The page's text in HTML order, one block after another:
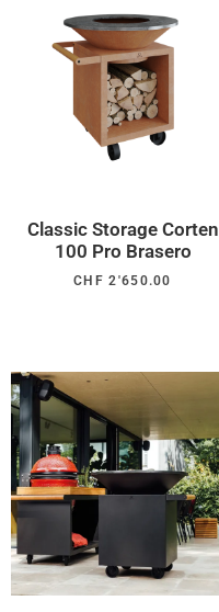
Classic Storage Corten
100 Pro Brasero
CHF 2'650.00